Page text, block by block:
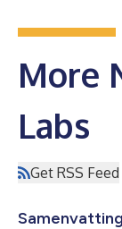
More
Labs
Get RSS Feed